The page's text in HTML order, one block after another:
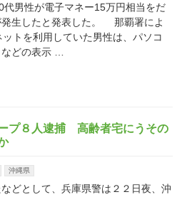
男性が電子マネー15万円相当をだ
発生したと発表した。 那覇署によ
トを利用していた男性は、パソコ
などの表示 …
プ８人逮捕 高齢者宅にうその
沖縄県
どとして、兵庫県警は２２日夜、沖